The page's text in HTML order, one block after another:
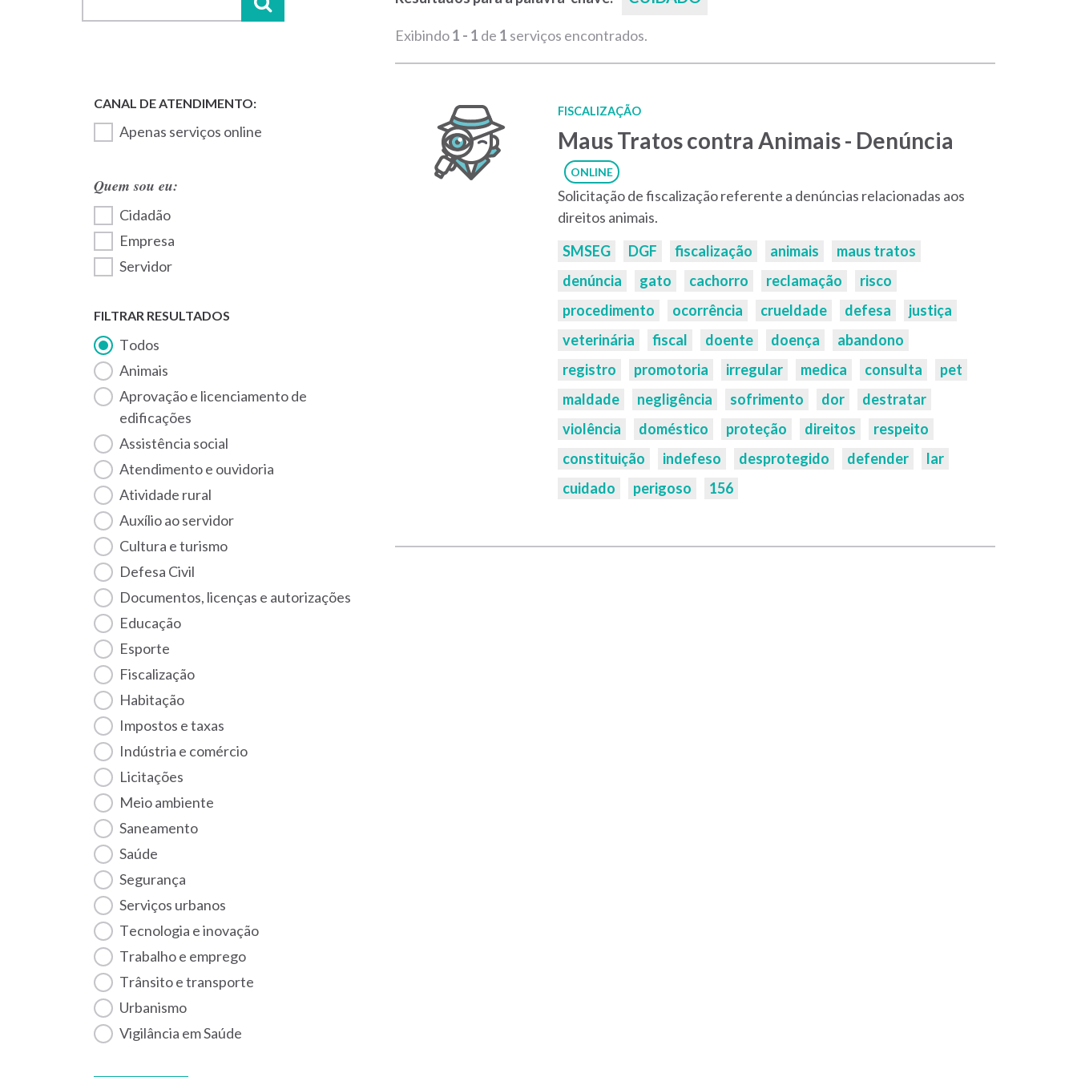
Apenas serviços online
Quem sou eu:
Cidadão
Empresa
Servidor
FILTRAR RESULTADOS
Todos
Animais
Aprovação e licenciamento de
edificações
Assistência social
Atendimento e ouvidoria
Atividade rural
Auxílio ao servidor
Cultura e turismo
Defesa Civil
Documentos, licenças e autorizações
Educação
Esporte
Fiscalização
habitação
Impostos e taxas
Indústria e comércio
Licitações
Meio ambiente
Saneamento
Saúde
Segurança
Serviços urbanos
Tecnologia e inovação
Trabalho e emprego
Trânsito e transporte
Urbanismo
Vigilância em Saúde
Exibindo1 - 1 de 1 serviços encontrados.
FISCALIZAÇÃO
Maus Tratos contra Animais - Denúncia
ONLINE
Solicitação de fiscalização referente a denúncias relacionadas aos
direitos animais.
Palavras-
chaves:
SMSEG DGF fiscalização animais
maus tratos
denúncia
gato cachorro reclamação
risco
procedimento
ocorrência crueldade defesa
justiça
veterinária
fiscal doente doença
abandono
registro
promotoria irregular medica consulta
pet
maldade
negligência sofrimento dor
destratar
violência
doméstico proteção direitos
respeito
constituição
indefeso desprotegido defender
lar
cuidado
perigoso 156